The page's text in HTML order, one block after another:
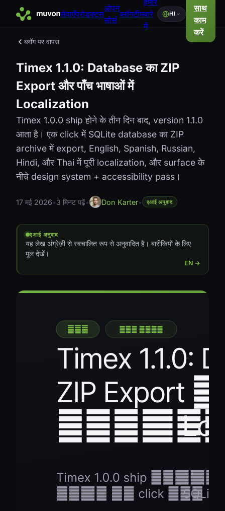
सेवाएँप्रोडक्ट्स
ओपन
सोर्स
ब्लॉगटीमबारे
में
HI
साथ
काम
करें
ब्लॉग पर वापस
Timex 1.1.0: Database का ZIP
Export और पाँच भाषाओं में
Localization
Timex 1.0.0 ship होने के तीन दिन बाद, version 1.1.0
आता है। एक click में SQLite database का ZIP
archive में export, English, Spanish, Russian,
Hindi, और Thai में पूरी localization, और surface के
नीचे design system + accessibility pass।
17 मई 2026•3 मिनट पढ़ें• Don Karter• एआई अनुवाद
एआई अनुवाद
यह लेख अंग्रेज़ी से स्वचालित रूप से अनुवादित है। बारीकियों के लिए
मूल देखें।
EN →